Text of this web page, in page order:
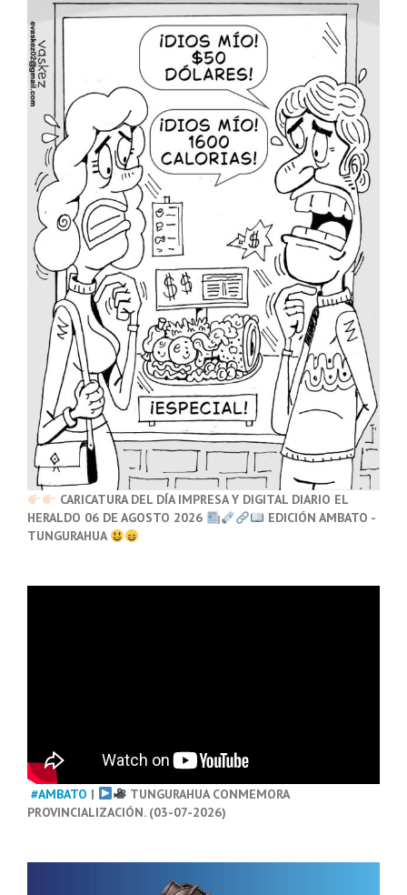
CARICATURA DEL DÍA IMPRESA Y DIGITAL DIARIO EL
HERALDO 06 DE AGOSTO 2026
EDICIÓN AMBATO -
TUNGURAHUA
#AMBATO |
TUNGURAHUA CONMEMORA
PROVINCIALIZACIÓN. (03-07-2026)